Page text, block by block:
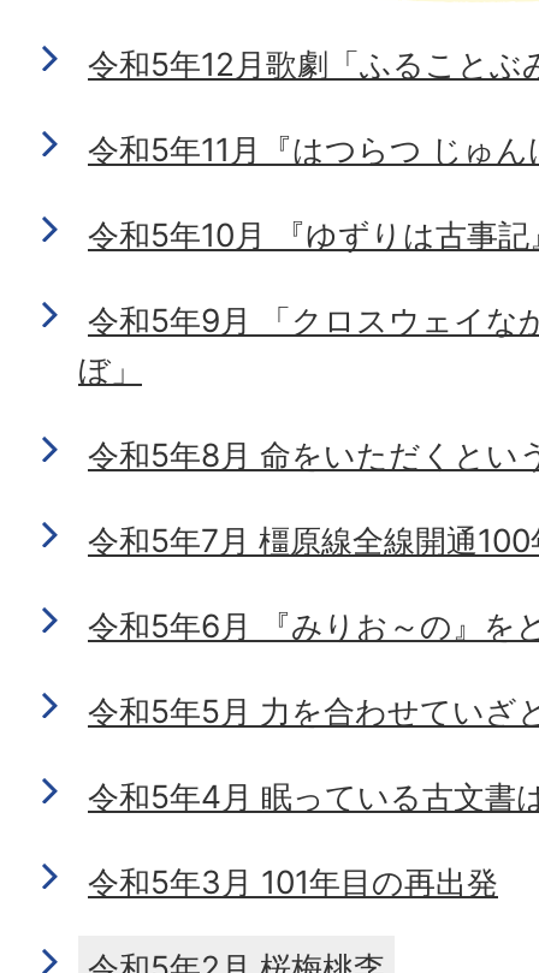
令和5年12月歌劇「ふることぶ
令和5年11月『はつらつ じゅん
令和5年10月 『ゆずりは古事記
令和5年9月 「クロスウェイな
ぼ」
令和5年8月 命をいただくとい
令和5年7月 橿原線全線開通100
令和5年6月 『みりお～の』を
令和5年5月 力を合わせていざ
令和5年4月 眠っている古文書
令和5年3月 101年目の再出発